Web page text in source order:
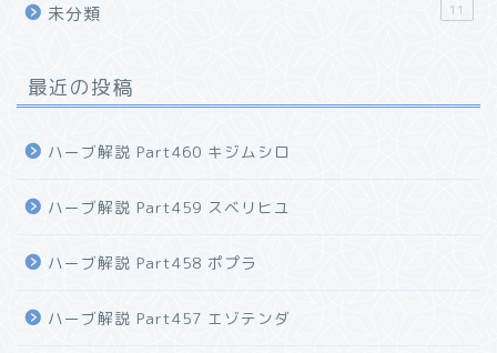
未分類 11
最近の投稿
ハーブ解説 Part460 キジムシロ
ハーブ解説 Part459 スベリヒユ
ハーブ解説 Part458 ポプラ
ハーブ解説 Part457 エゾテンダ